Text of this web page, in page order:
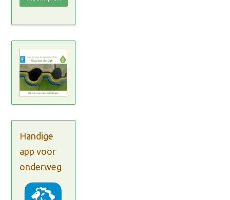
Handige
app voor
onderweg